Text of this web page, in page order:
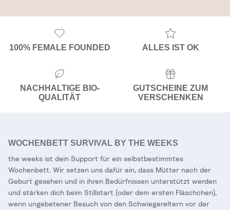
100% FEMALE FOUNDED ALLES IST OK
NACHHALTIGE BIO-
QUALITÄT
GUTSCHEINE ZUM
VERSCHENKEN
WOCHENBETT SURVIVAL BY THE WEEKS
the weeks ist dein Support für ein selbstbestimmtes
Wochenbett. Wir setzen uns dafür ein, dass Mütter nach der
Geburt gesehen und in ihren Bedürfnissen unterstützt werden
und stärken dich beim Stillstart (oder dem ersten Fläschchen),
wenn ungebetener Besuch von den Schwiegereltern vor der